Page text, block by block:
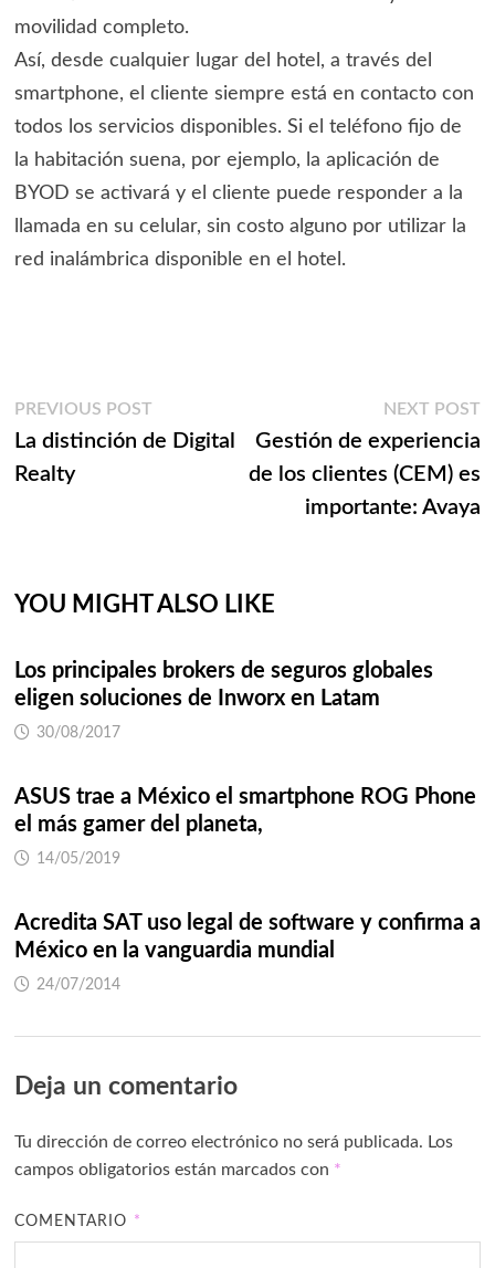
movilidad completo.
Así, desde cualquier lugar del hotel, a través del
smartphone, el cliente siempre está en contacto con
todos los servicios disponibles. Si el teléfono fijo de
la habitación suena, por ejemplo, la aplicación de
BYOD se activará y el cliente puede responder a la
llamada en su celular, sin costo alguno por utilizar la
red inalámbrica disponible en el hotel.
Navegación
de
PREVIOUS POSTPrevious
post:
La distinción de Digital
Realty
NEXT POST
Gestión de experiencia
de los clientes (CEM) es
importante: Avaya
YOU MIGHT ALSO LIKE
Los principales brokers de seguros globales
eligen soluciones de Inworx en Latam
30/08/2017
ASUS trae a México el smartphone ROG Phone
el más gamer del planeta,
14/05/2019
Acredita SAT uso legal de software y confirma a
México en la vanguardia mundial
24/07/2014
Deja un comentario
Tu dirección de correo electrónico no será publicada. Los
campos obligatorios están marcados con *
COMENTARIO *